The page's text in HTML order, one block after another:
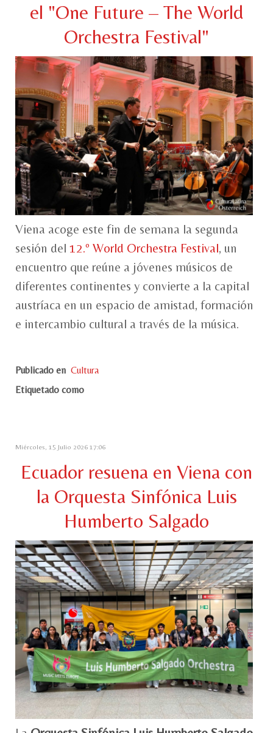
el "One Future – The World
Orchestra Festival"
Viena acoge este fin de semana la segunda
sesión del 12.º World Orchestra Festival, un
encuentro que reúne a jóvenes músicos de
diferentes continentes y convierte a la capital
austríaca en un espacio de amistad, formación
e intercambio cultural a través de la música.
Publicado en Cultura
Etiquetado como
Miércoles, 15 Julio 2026 17:06
Ecuador resuena en Viena con
la Orquesta Sinfónica Luis
Humberto Salgado